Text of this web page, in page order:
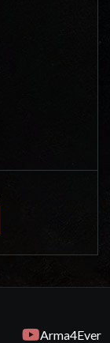
Arma4Ever